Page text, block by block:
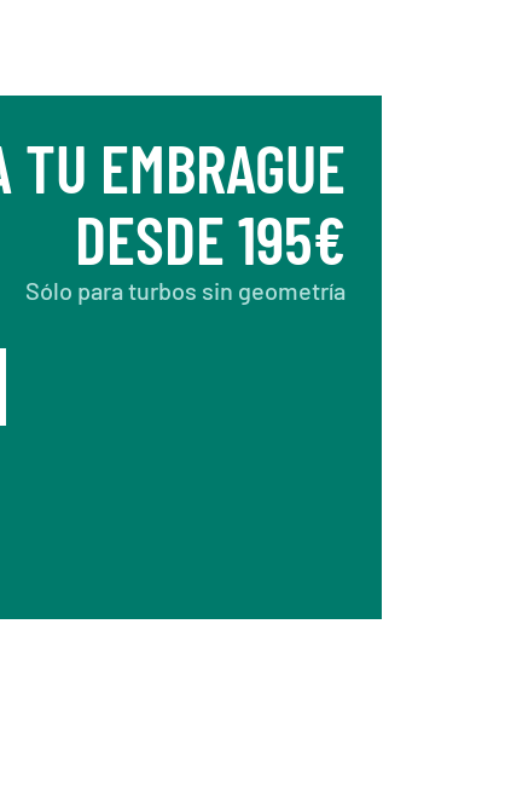
TU EMBRAGUE
DESDE 195€
Sólo para turbos sin geometría